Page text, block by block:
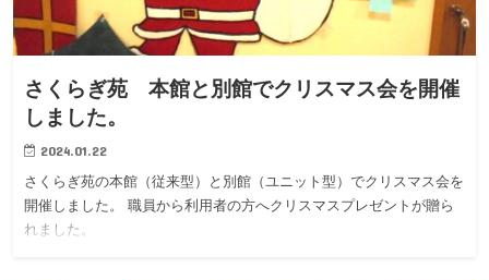
さくらぎ苑 本館と別館でクリスマス会を開催
しました。
2024.01.22
さくらぎ苑の本館（従来型）と別館（ユニット型）でクリスマス会を
開催しました。 職員から利用者の方へクリスマスプレゼントが贈ら
れました。